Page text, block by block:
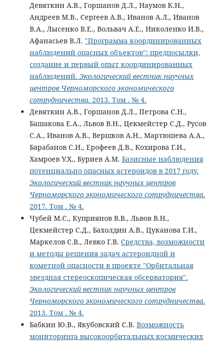
Девяткин А.В., Горшанов Д.Л., Наумов К.Н.,
Андреев М.В., Сергеев А.В., Иванов А.Л., Иванов
В.А., Лысенко В.Е., Вольвач А.Е., Николенко И.В.,
Афанасьев В.Л. "Программа координированных
наблюдений опасных объектов": предпосылки,
создание и первый опыт координированных
наблюдений. Экологический вестник научных
центров Черноморского экономического
сотрудничества. 2013. Том . № 4.
Девяткин А.В., Горшанов Д.Л., Петрова С.Н.,
Башакова Е.А., Львов В.Н., Цекмейстер С.Д., Русов
С.А., Иванов А.В., Вершков А.Н., Мартюшева А.А.,
Барабанов С.И., Ерофеев Д.В., Кохирова Г.И.,
Хамроев У.Х., Буриев А.М. Базисные наблюдения
потенциально опасных астероидов в 2017 году.
Экологический вестник научных центров
Черноморского экономического сотрудничества.
2017. Том . № 4.
Чубей М.С., Куприянов В.В., Львов В.Н.,
Цекмейстер С.Д., Бахолдин А.В., Цуканова Г.И.,
Маркелов С.В., Левко Г.В. Средства, возможности
и методы решения задач астероидной и
кометной опасности в проекте "Орбитальная
звездная стереоскопическая обсерватория".
Экологический вестник научных центров
Черноморского экономического сотрудничества.
2013. Том . № 4.
Бабкин Ю.В., Якубовский С.В. Возможность
мониторинга высокоорбитальных космических